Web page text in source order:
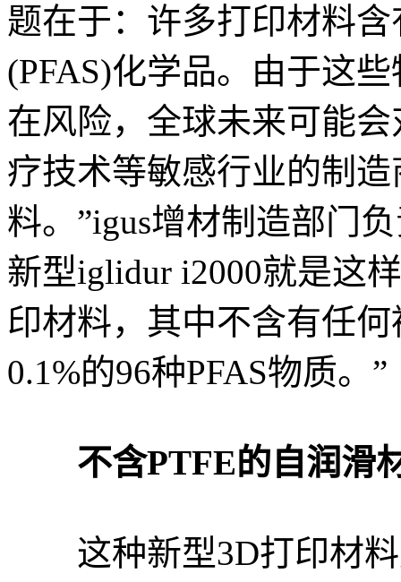
题在于：许多打印材料
(PFAS)化学品。由于这
在风险，全球未来可能
疗技术等敏感行业的制
料。”igus增材制造部门
新型iglidur i2000就是这
印材料，其中不含有任
0.1%的96种PFAS物质。”
不含PTFE的自润滑
这种新型3D打印材料